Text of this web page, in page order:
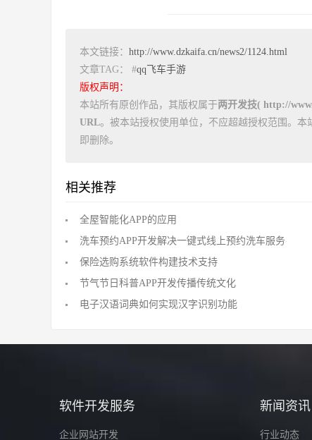
本文链接： http://www.dzkaifa.cn/news2/1124.html
文章TAG： #qq飞车手游
版权声明：
本站所有原创作品，其版权属于两开发技( http://
URL。被本站授权使用单位，不应超越授权范围。
即删除。
相关推荐
全屋智能化APP的应用
洗车预约APP开发解决一键式线上预约洗车服务
保险选购系统软件构建技术支持
节气节日科普APP开发传播传统文化
电子汉语词典如何实现汉字识别功能
软件开发服务
企业网站开发
新闻资讯
行业动态